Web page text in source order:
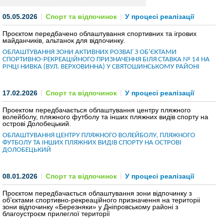
ОСНОВНІ ПАРТНЕРИ КИЄВА
ПІДТРИМКА ВИХОДУ НА МІЖНАРОДНІ РИНКИ
КОМЕРЦІЙНІ ПРОПОЗИЦІЇ КИЇВСЬКИХ КОМПАНІЙ
ПРОПОЗИЦІЇ ЗАРУБІЖНИХ КОМПАНІЙ
ДОНОРСЬКА ДОПОМОГА
НОВИНИ
ІНВЕСТИЦІЙНИЙ ФОРУМ 2022
ІНВЕСТИЦІЙНИЙ ФОРУМ 2021
05.05.2026 Спорт та відпочинок У процесі реалізації
Проєктом передбачено облаштування спортивних та ігрових
майданчиків, альтанок для відпочинку.
ОБЛАШТУВАННЯ ЗОНИ АКТИВНИХ РОЗВАГ З ОБ’ЄКТАМИ
СПОРТИВНО-РЕКРЕАЦІЙНОГО ПРИЗНАЧЕННЯ БІЛЯ СТАВКА № 14 НА
РІЧЦІ НИВКА (ВУЛ. ВЕРХОВИННА) У СВЯТОШИНСЬКОМУ РАЙОНІ
17.02.2026 Спорт та відпочинок У процесі реалізації
Проектом передбачається облаштування центру пляжного
волейболу, пляжного футболу та інших пляжних видів спорту на
острові Долобецький.
ОБЛАШТУВАННЯ ЦЕНТРУ ПЛЯЖНОГО ВОЛЕЙБОЛУ, ПЛЯЖНОГО
ФУТБОЛУ ТА ІНШИХ ПЛЯЖНИХ ВИДІВ СПОРТУ НА ОСТРОВІ
ДОЛОБЕЦЬКИЙ
08.01.2026 Спорт та відпочинок У процесі реалізації
Проєктом передбачається облаштування зони відпочинку з
об’єктами спортивно-рекреацiйного призначення на територіі
зони відпочинку «Березняки» у Днiпровському районі з
благоустроєм прилеглої території